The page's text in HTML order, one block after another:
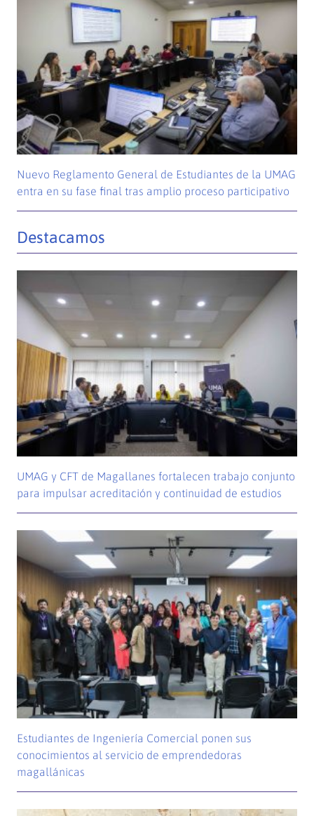
Nuevo Reglamento General de Estudiantes de la UMAG
entra en su fase final tras amplio proceso participativo
Destacamos
UMAG y CFT de Magallanes fortalecen trabajo conjunto
para impulsar acreditación y continuidad de estudios
Estudiantes de Ingeniería Comercial ponen sus
conocimientos al servicio de emprendedoras
magallánicas